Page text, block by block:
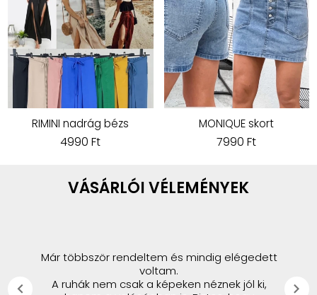
RIMINI nadrág bézs
4990 Ft
MONIQUE skort
7990 Ft
VÁSÁRLÓI VÉLEMÉNYEK
Már többször rendeltem és mindig elégedett
voltam.
A ruhák nem csak a képeken néznek jól ki,
chevron_left chevron_right